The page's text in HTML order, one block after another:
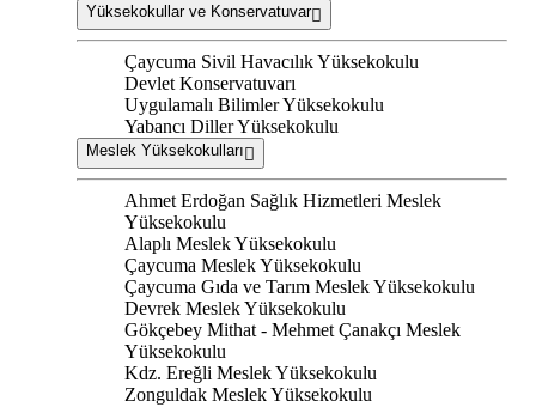
Yüksekokullar ve Konservatuvar
Çaycuma Sivil Havacılık Yüksekokulu
Devlet Konservatuvarı
Uygulamalı Bilimler Yüksekokulu
Yabancı Diller Yüksekokulu
Meslek Yüksekokulları
Ahmet Erdoğan Sağlık Hizmetleri Meslek
Yüksekokulu
Alaplı Meslek Yüksekokulu
Çaycuma Meslek Yüksekokulu
Çaycuma Gıda ve Tarım Meslek Yüksekokulu
Devrek Meslek Yüksekokulu
Gökçebey Mithat - Mehmet Çanakçı Meslek
Yüksekokulu
Kdz. Ereğli Meslek Yüksekokulu
Zonguldak Meslek Yüksekokulu